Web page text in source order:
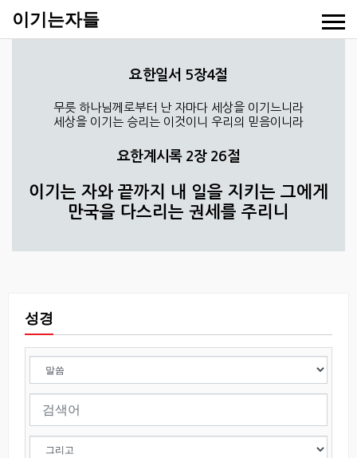
이기는자들
요한일서 5장4절
무릇 하나님께로부터 난 자마다 세상을 이기느니라
세상을 이기는 승리는 이것이니 우리의 믿음이니라
요한계시록 2장 26절
이기는 자와 끝까지 내 일을 지키는 그에게
만국을 다스리는 권세를 주리니
성경